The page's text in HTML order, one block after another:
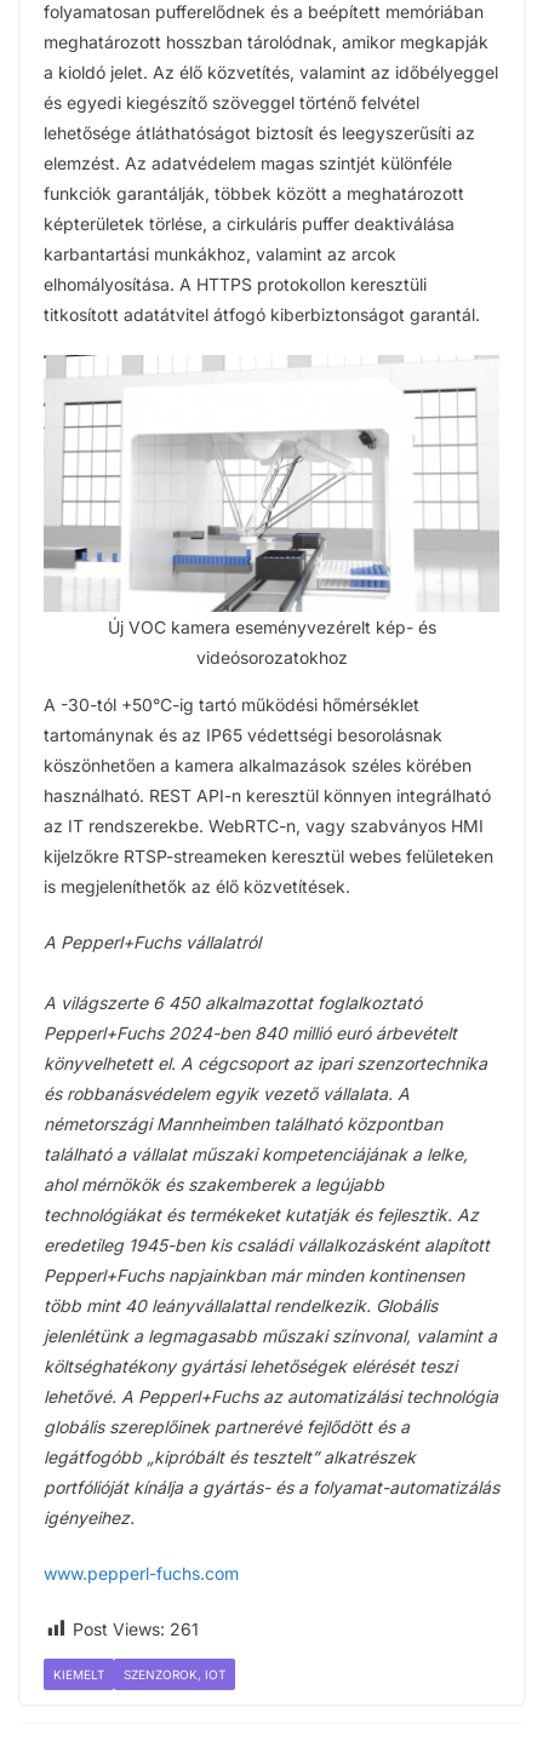
folyamatosan pufferelődnek és a beépített memóriában
meghatározott hosszban tárolódnak, amikor megkapják
a kioldó jelet. Az élő közvetítés, valamint az időbélyeggel
és egyedi kiegészítő szöveggel történő felvétel
lehetősége átláthatóságot biztosít és leegyszerűsíti az
elemzést. Az adatvédelem magas szintjét különféle
funkciók garantálják, többek között a meghatározott
képterületek törlése, a cirkuláris puffer deaktiválása
karbantartási munkákhoz, valamint az arcok
elhomályosítása. A HTTPS protokollon keresztüli
titkosított adatátvitel átfogó kiberbiztonságot garantál.
Új VOC kamera eseményvezérelt kép- és
videósorozatokhoz
A -30-tól +50°C-ig tartó működési hőmérséklet
tartománynak és az IP65 védettségi besorolásnak
köszönhetően a kamera alkalmazások széles körében
használható. REST API-n keresztül könnyen integrálható
az IT rendszerekbe. WebRTC-n, vagy szabványos HMI
kijelzőkre RTSP-streameken keresztül webes felületeken
is megjeleníthetők az élő közvetítések.
A Pepperl+Fuchs vállalatról
A világszerte 6 450 alkalmazottat foglalkoztató
Pepperl+Fuchs 2024-ben 840 millió euró árbevételt
könyvelhetett el. A cégcsoport az ipari szenzortechnika
és robbanásvédelem egyik vezető vállalata. A
németországi Mannheimben található központban
található a vállalat műszaki kompetenciájának a lelke,
ahol mérnökök és szakemberek a legújabb
technológiákat és termékeket kutatják és fejlesztik. Az
eredetileg 1945-ben kis családi vállalkozásként alapított
Pepperl+Fuchs napjainkban már minden kontinensen
több mint 40 leányvállalattal rendelkezik. Globális
jelenlétünk a legmagasabb műszaki színvonal, valamint a
költséghatékony gyártási lehetőségek elérését teszi
lehetővé. A Pepperl+Fuchs az automatizálási technológia
globális szereplőinek partnerévé fejlődött és a
legátfogóbb „kipróbált és tesztelt” alkatrészek
portfólióját kínálja a gyártás- és a folyamat-automatizálás
igényeihez.
www.pepperl-fuchs.com
Post Views: 261
KIEMELT SZENZOROK, IOT